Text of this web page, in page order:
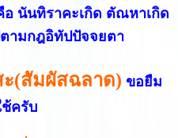
นันทิราคะเกิด ตัณหาเกิด
ตามกฎอิทัปปัจจยตา
(สัมผัสฉลาด) ขอยืม
ครับ